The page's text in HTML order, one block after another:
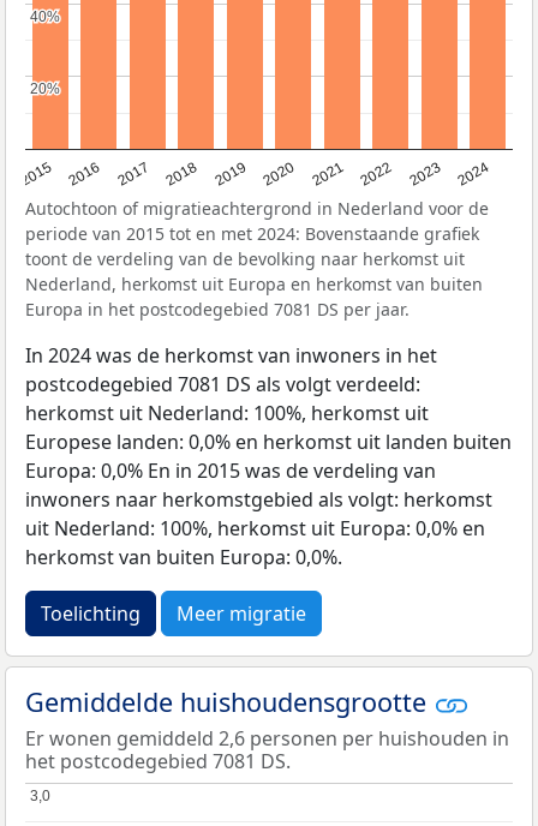
2015 2016 2017 2018 2019 2020 2021 2022 2023 2024
20%
20%
40%
40%
Autochtoon of migratieachtergrond in Nederland voor de
periode van 2015 tot en met 2024: Bovenstaande grafiek
toont de verdeling van de bevolking naar herkomst uit
Nederland, herkomst uit Europa en herkomst van buiten
Europa in het postcodegebied 7081 DS per jaar.
In 2024 was de herkomst van inwoners in het
postcodegebied 7081 DS als volgt verdeeld:
herkomst uit Nederland: 100%, herkomst uit
Europese landen: 0,0% en herkomst uit landen buiten
Europa: 0,0% En in 2015 was de verdeling van
inwoners naar herkomstgebied als volgt: herkomst
uit Nederland: 100%, herkomst uit Europa: 0,0% en
herkomst van buiten Europa: 0,0%.
Toelichting Meer migratie
Gemiddelde huishoudensgrootte
Er wonen gemiddeld 2,6 personen per huishouden in
het postcodegebied 7081 DS.
3,0
3,0